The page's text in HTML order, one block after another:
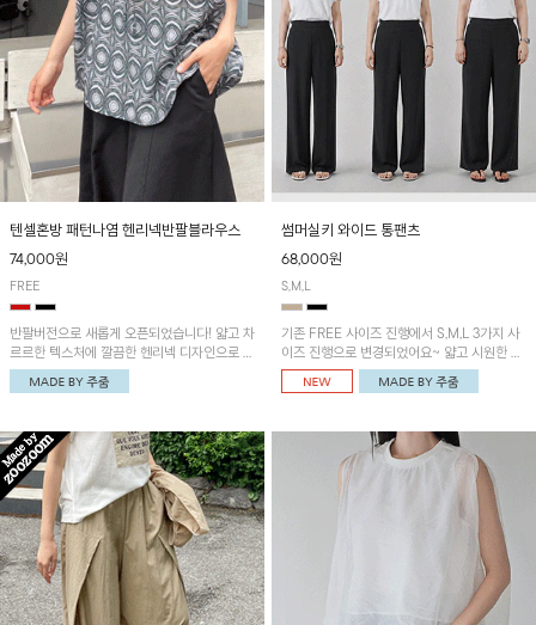
텐셀혼방 패턴나염 헨리넥반팔블라우스
74,000원
FREE
반팔버전으로 새롭게 오픈되었습니다! 얇고 차
르르한 텍스처에 깔끔한 헨리넥 디자인으로 제
작된 블라우스예요~볼륨감있는 소매 셔링과
세련된 나염패턴으로 유니크한 매력 UP!
썸머실키 와이드 통팬츠
68,000원
S,M,L
기존 FREE 사이즈 진행에서 S,M,L 3가지 사
이즈 진행으로 변경되었어요~ 얇고 시원한 원
단으로 제작된 와이드팬츠! 베이직한 디자인으
로 코디 활용도가 높은 아이템이에요~